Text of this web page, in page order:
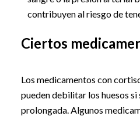
contribuyen al riesgo de
Ciertos
Los medicamentos con
pueden debilitar los huesos si
prolongada. Algunos